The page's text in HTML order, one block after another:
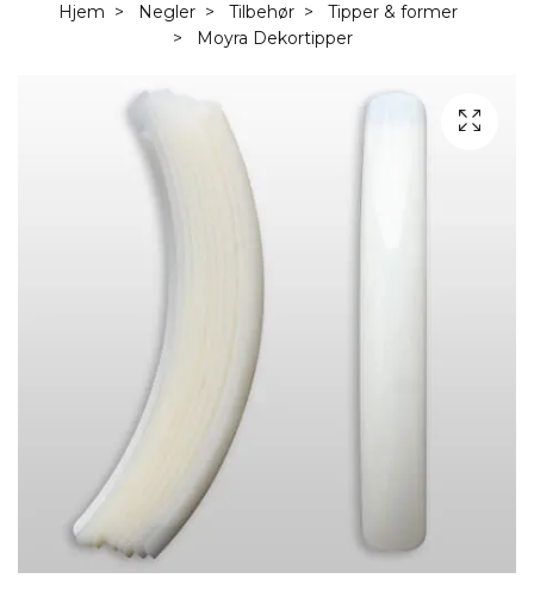
Hjem Negler Tilbehør
Tipper & former
Moyra Dekortipper